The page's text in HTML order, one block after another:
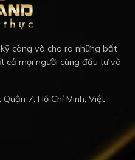
càng và cho ra những bất
cả mọi người cùng đầu tư và
7, Hồ Chí Minh, Việt